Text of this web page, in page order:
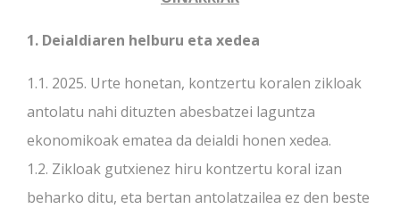
1. Deialdiaren helburu eta xedea
1.1. 2025. Urte honetan, kontzertu koralen zikloak
antolatu nahi dituzten abesbatzei laguntza
ekonomikoak ematea da deialdi honen xedea.
1.2. Zikloak gutxienez hiru kontzertu koral izan
beharko ditu, eta bertan antolatzailea ez den beste